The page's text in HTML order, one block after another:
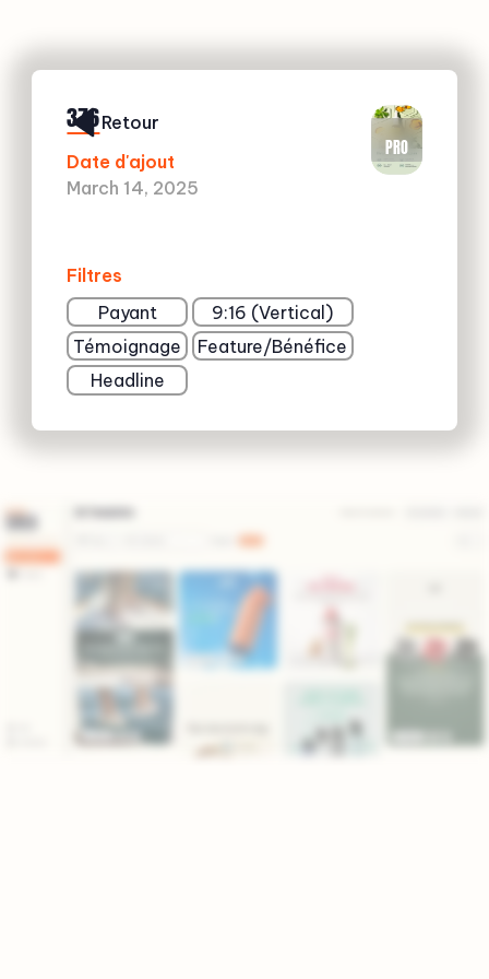
376
Date d'ajout
March 14, 2025
Filtres
Payant
9:16 (Vertical)
Témoignage
Feature/Bénéfice
Headline
PRO
Retour